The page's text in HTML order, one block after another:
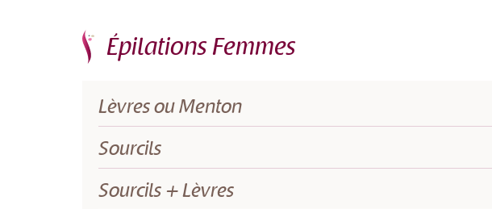
Épilations Femmes
Lèvres ou Menton
Sourcils
Sourcils + Lèvres